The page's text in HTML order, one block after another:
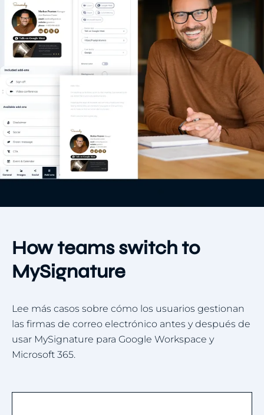
How teams switch to
MySignature
Lee más casos sobre cómo los usuarios gestionan
las firmas de correo electrónico antes y después de
usar MySignature para Google Workspace y
Microsoft 365.